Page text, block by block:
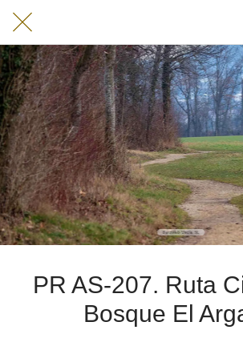
PR AS-207. Ruta
Bosque El